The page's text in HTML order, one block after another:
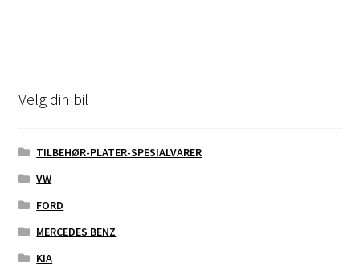
Velg din bil
TILBEHØR-PLATER-SPESIALVARER
VW
FORD
MERCEDES BENZ
KIA